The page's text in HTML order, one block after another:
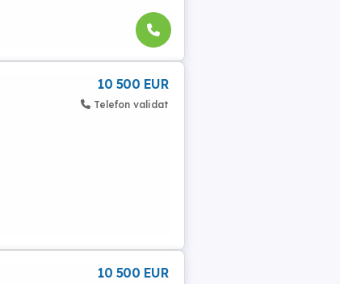
10 500 EUR
Telefon validat
10 500 EUR